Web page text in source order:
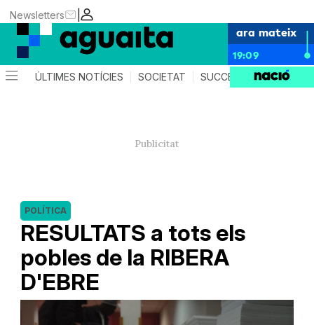
|
Newsletters
ara mateix
19:09
ÚLTIMES NOTÍCIES SOCIETAT SUCCESSOS AGENDA
RESULTATS a tots els
pobles de la RIBERA
D'EBRE
POLÍTICA